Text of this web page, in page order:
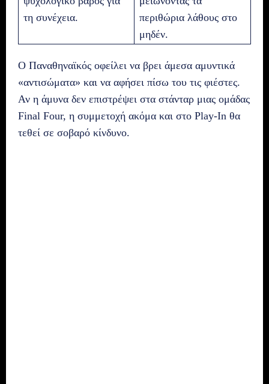
τη συνέχεια.
περιθώρια λάθους στο
μηδέν.
Ο Παναθηναϊκός οφείλει να βρει άμεσα αμυντικά
«αντισώματα» και να αφήσει πίσω του τις φιέστες.
Αν η άμυνα δεν επιστρέψει στα στάνταρ μιας ομάδας
Final Four, η συμμετοχή ακόμα και στο Play-In θα
τεθεί σε σοβαρό κίνδυνο.